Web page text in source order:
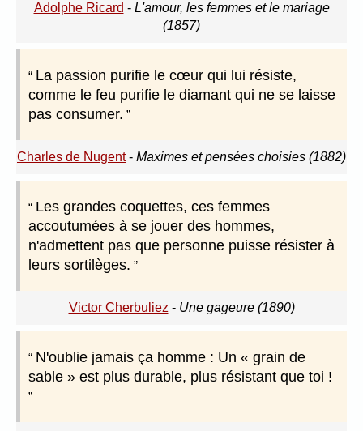
Adolphe Ricard - L'amour, les femmes et le mariage
(1857)
La passion purifie le cœur qui lui résiste,
comme le feu purifie le diamant qui ne se laisse
pas consumer.
Charles de Nugent- Maximes et pensées choisies (1882)
Les grandes coquettes, ces femmes
accoutumées à se jouer des hommes,
n'admettent pas que personne puisse résister à
leurs sortilèges.
Victor Cherbuliez - Une gageure (1890)
N'oublie jamais ça homme : Un « grain de
sable » est plus durable, plus résistant que toi !